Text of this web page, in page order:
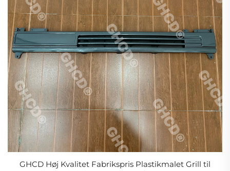
GHCD Høj Kvalitet Fabrikspris Plastikmalet Grill til